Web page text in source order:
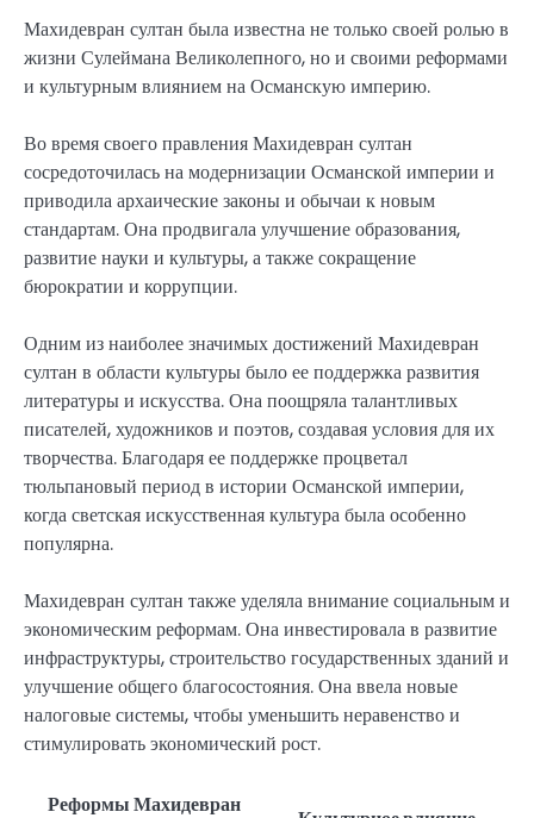
Махидевран султан была известна не только своей ролью в
жизни Сулеймана Великолепного, но и своими реформами
и культурным влиянием на Османскую империю.
Во время своего правления Махидевран султан
сосредоточилась на модернизации Османской империи и
приводила архаические законы и обычаи к новым
стандартам. Она продвигала улучшение образования,
развитие науки и культуры, а также сокращение
бюрократии и коррупции.
Одним из наиболее значимых достижений Махидевран
султан в области культуры было ее поддержка развития
литературы и искусства. Она поощряла талантливых
писателей, художников и поэтов, создавая условия для их
творчества. Благодаря ее поддержке процветал
тюльпановый период в истории Османской империи,
когда светская искусственная культура была особенно
популярна.
Махидевран султан также уделяла внимание социальным и
экономическим реформам. Она инвестировала в развитие
инфраструктуры, строительство государственных зданий и
улучшение общего благосостояния. Она ввела новые
налоговые системы, чтобы уменьшить неравенство и
стимулировать экономический рост.
Реформы Махидевран